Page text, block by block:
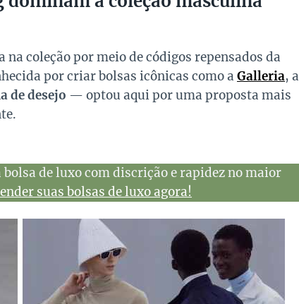
coleção por meio de códigos repensados da
por criar bolsas icônicas como a Galleria, a
de desejo — optou aqui por uma proposta mais
bolsa de luxo com discrição e rapidez no maior
suas bolsas de luxo agora!